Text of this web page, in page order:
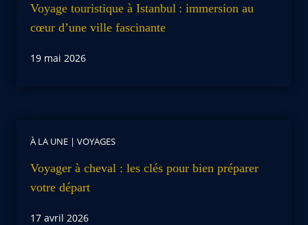
Voyage touristique à Istanbul : immersion au
cœur d’une ville fascinante
19 mai 2026
À LA UNE | VOYAGES
Voyager à cheval : les clés pour bien préparer
votre départ
17 avril 2026